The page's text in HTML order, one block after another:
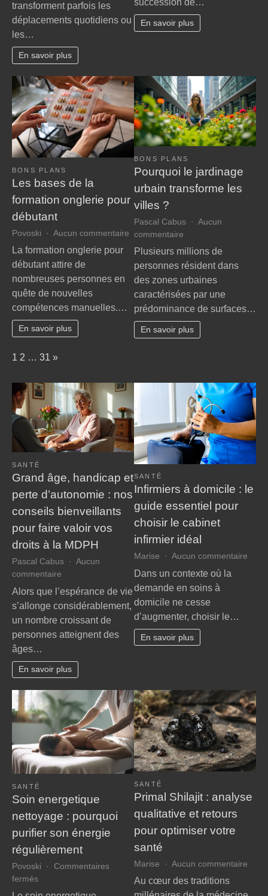
solution
discrète
réguler
votre
corporelle
en
public
transforment parfois les
déplacements quotidiens ou
les…
En savoir plus
succession de…
En savoir plus
BONS PLANS
Les bases de la
formation onglerie pour
débutant
Povoski Aucun commentaire sur
bases
de
la
formation
onglerie
pour
débutant
La formation onglerie pour
débutant attire de
nombreuses personnes en
quête de nouvelles
compétences manuelles.…
En savoir plus
BONS PLANS
Pourquoi le jardinage
urbain transforme les
villes ?
Pascal Cabus
Aucun
commentaire
Pourquoi
jardinage
urbain
transforme
les
villes
?
Plusieurs millions de
personnes résident dans
des zones urbaines
caractérisées par une
prédominance de surfaces…
En savoir plus
Page:
1 2 … 31 Next
»
SANTÉ
Grand âge, handicap et
perte d’autonomie : nos
conseils bienveillants
pour faire valoir vos
droits à la MDPH
Pascal Cabus
Aucun
commentaire
Grand
âge,
handicap
et
perte
:
nos
bienveillants
pour
faire
valoir
vos
droits
à
MDPH
Alors que l’espérance de vie
s’allonge considérablement,
un nombre croissant de
personnes atteignent des
âges…
En savoir plus
SANTÉ
Infirmiers à domicile : le
guide essentiel pour
choisir le cabinet
infirmier idéal
Marise Aucun commentaire
idéal
Dans un contexte où la
demande en soins à
domicile ne cesse
d’augmenter, choisir le…
En savoir plus
SANTÉ
Soin energetique
nettoyage : pourquoi
purifier son énergie
régulièrement
Povoski
Commentaires
ferméssur
SANTÉ
Primal Shilajit : analyse
qualitative et retours
pour optimiser votre
santé
Marise Aucun commentaire
Au cœur des traditions